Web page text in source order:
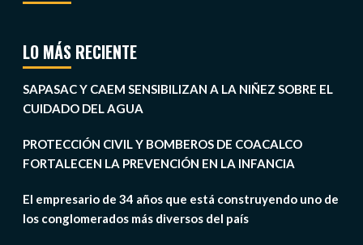
LO MÁS RECIENTE
SAPASAC Y CAEM SENSIBILIZAN A LA NIÑEZ SOBRE EL
CUIDADO DEL AGUA
PROTECCIÓN CIVIL Y BOMBEROS DE COACALCO
FORTALECEN LA PREVENCIÓN EN LA INFANCIA
El empresario de 34 años que está construyendo uno de
los conglomerados más diversos del país